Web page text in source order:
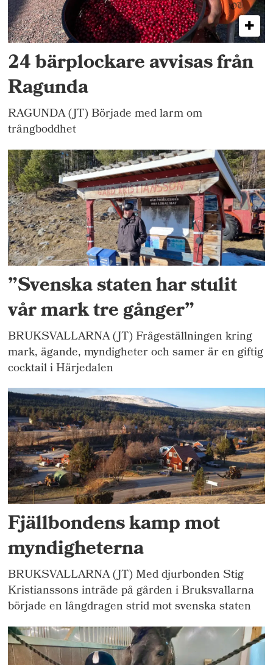
24 bärplockare avvisas från
Ragunda
RAGUNDA (JT) Började med larm om
trångboddhet
”Svenska staten har stulit
vår mark tre gånger”
BRUKSVALLARNA (JT) Frågeställningen kring
mark, ägande, myndigheter och samer är en giftig
cocktail i Härjedalen
Fjällbondens kamp mot
myndigheterna
BRUKSVALLARNA (JT) Med djurbonden Stig
Kristianssons inträde på gården i Bruksvallarna
började en långdragen strid mot svenska staten